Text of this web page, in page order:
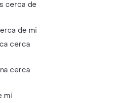
cerca de
de mi
cerca
cerca
mi